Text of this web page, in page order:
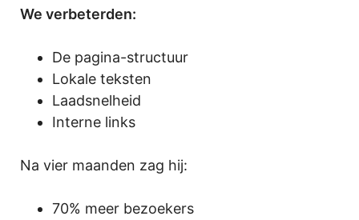
We verbeterden:
De pagina-structuur
Lokale teksten
Laadsnelheid
Interne links
Na vier maanden zag hij:
70% meer bezoekers